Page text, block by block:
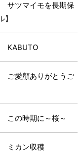
サツマイモを長期保
KABUTO
ご愛顧ありがとうご
この時期に～桜～
ミカン収穫